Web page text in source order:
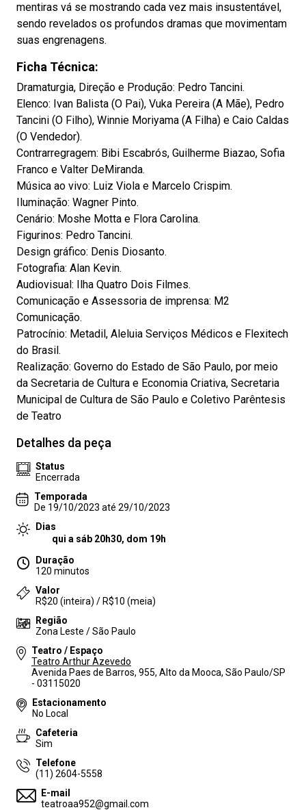
mentiras vá se mostrando cada vez mais insustentável,
sendo revelados os profundos dramas que movimentam
suas engrenagens.
Ficha Técnica:
Dramaturgia, Direção e Produção: Pedro Tancini.
Elenco: Ivan Balista (O Pai), Vuka Pereira (A Mãe), Pedro
Tancini (O Filho), Winnie Moriyama (A Filha) e Caio Caldas
(O Vendedor).
Contrarregragem: Bibi Escabrós, Guilherme Biazao, Sofia
Franco e Valter DeMiranda.
Música ao vivo: Luiz Viola e Marcelo Crispim.
Iluminação: Wagner Pinto.
Cenário: Moshe Motta e Flora Carolina.
Figurinos: Pedro Tancini.
Design gráfico: Denis Diosanto.
Fotografia: Alan Kevin.
Audiovisual: Ilha Quatro Dois Filmes.
Comunicação e Assessoria de imprensa: M2
Comunicação.
Patrocínio: Metadil, Aleluia Serviços Médicos e Flexitech
do Brasil.
Realização: Governo do Estado de São Paulo, por meio
da Secretaria de Cultura e Economia Criativa, Secretaria
Municipal de Cultura de São Paulo e Coletivo Parêntesis
de Teatro
Detalhes da peça
Status
Encerrada
Temporada
De 19/10/2023 até 29/10/2023
Dias
qui a sáb 20h30, dom 19h
Duração
120 minutos
Valor
R$20 (inteira) / R$10 (meia)
Região
Zona Leste / São Paulo
Teatro / Espaço
Teatro Arthur Azevedo
Avenida Paes de Barros, 955, Alto da Mooca, São Paulo/SP
- 03115020
Estacionamento
No Local
Cafeteria
Sim
Telefone
(11) 2604-5558
E-mail
teatroaa952@gmail.com